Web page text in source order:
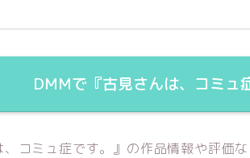
DMMで『古見さんは、コミュ
、コミュ症です。』の作品情報や評価な